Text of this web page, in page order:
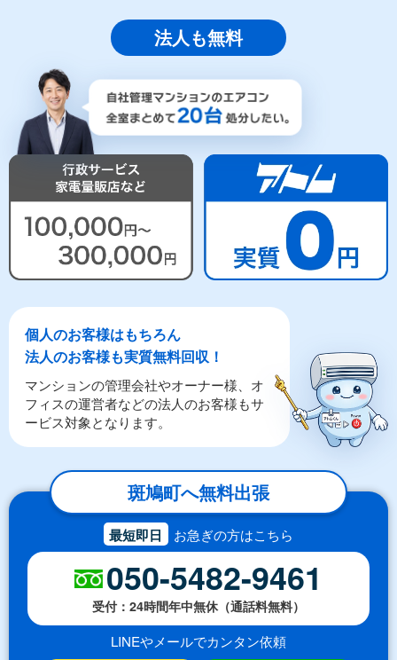
法人も無料
個人のお客様はもちろん
法人のお客様も実質無料回収！
マンションの管理会社やオーナー様、オ
フィスの運営者などの法人のお客様もサ
ービス対象となります。
斑鳩町へ無料出張
最短即日 お急ぎの方はこちら
050-5482-9461
受付：24時間年中無休（通話料無料）
LINEやメールでカンタン依頼